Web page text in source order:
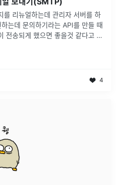
를 리뉴얼하는데 관리자 서버를 하
는데 문의하기라는 API를 만들 때
전송되게 했으면 좋을것 같다고 하
4